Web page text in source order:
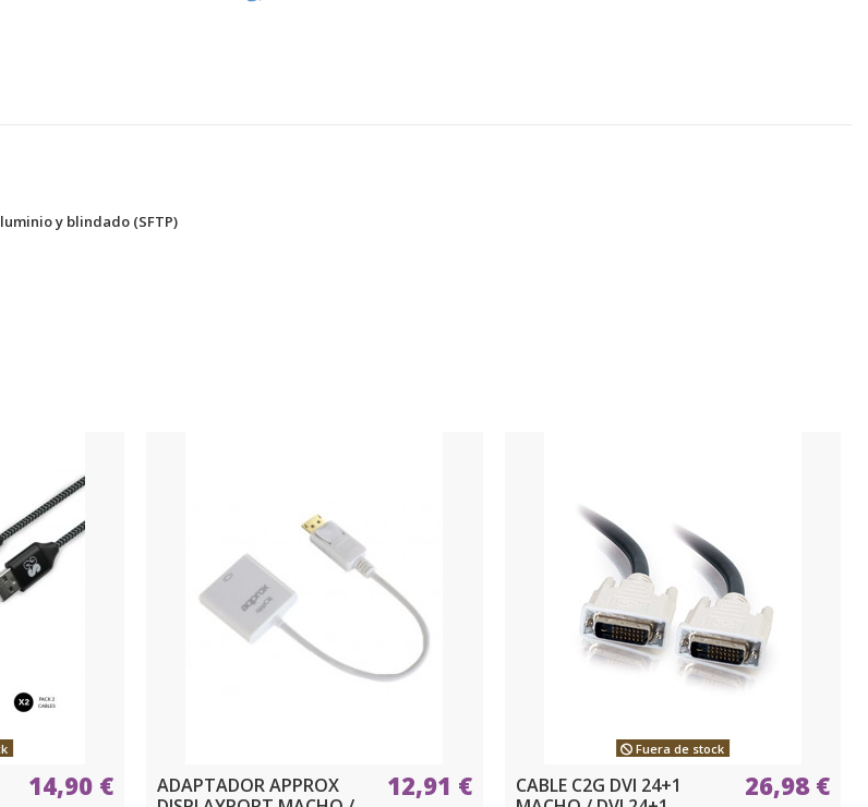
y blindado (SFTP)
14,90 €
ADAPTADOR APPROX
12,91 €
Fuera de stock
CABLE C2G DVI 24+1
26,98 €